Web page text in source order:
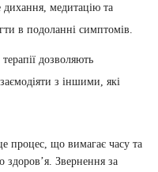
медитацію та
в подоланні симптомів.
дозволяють
з іншими, які
процес, що вимагає часу та
здоров’я. Звернення за